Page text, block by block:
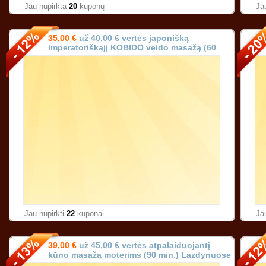
Jau nupirkta 20 kuponų
35,00 € už 40,00 € vertės japonišką
imperatoriškąjį KOBIDO veido masažą (60
min.) Vilniuje!
Jau nupirkti 22 kuponai
39,00 € už 45,00 € vertės atpalaiduojantį
kūno masažą moterims (90 min.) Lazdynuose